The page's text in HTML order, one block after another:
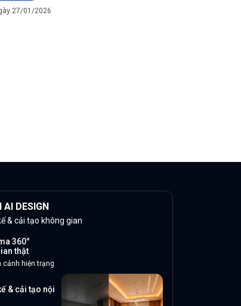
27/01/2026
AI DESIGN
& cải tạo không gian
360°
thật
cảnh hiện trạng
& cải tạo nội